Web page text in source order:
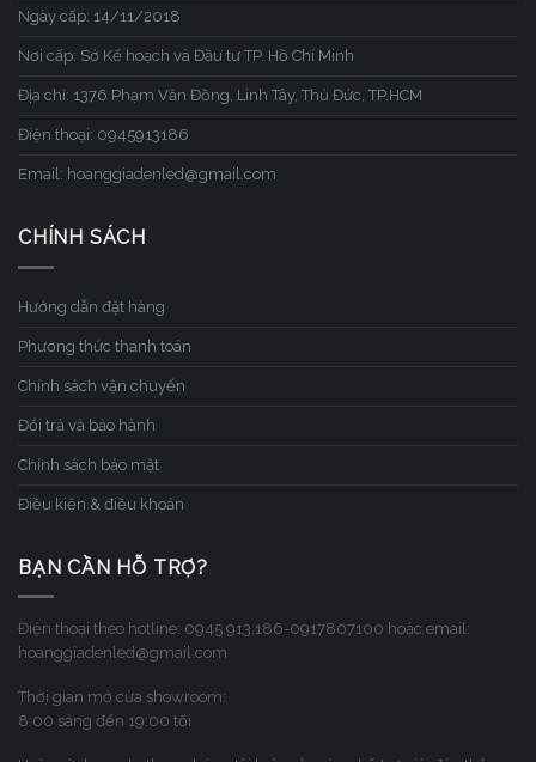
Ngày cấp: 14/11/2018
Nơi cấp: Sở Kế hoạch và Đầu tư TP. Hồ Chí Minh
Địa chỉ: 1376 Phạm Văn Đồng, Linh Tây, Thủ Đức, TP.HCM
Điện thoại: 0945913186
Email: hoanggiadenled@gmail.com
CHÍNH SÁCH
Hướng dẫn đặt hàng
Phương thức thanh toán
Chính sách vận chuyển
Đổi trả và bảo hành
Chính sách bảo mật
Điều kiện & điều khoản
BẠN CẦN HỖ TRỢ?
Điện thoại theo hotline: 0945.913.186-0917807100 hoặc email:
hoanggiadenled@gmail.com
Thời gian mở cửa showroom:
8:00 sáng đến 19:00 tối